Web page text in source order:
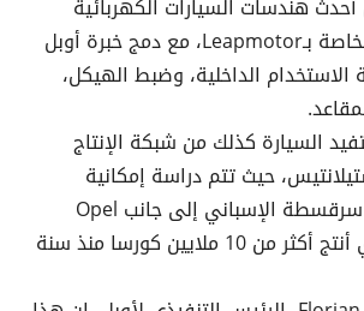
هندسات السيارات الكهربائية
وتقنيات البطاريات الخاصة بـLeapmotor، مع دمج خبرة أوبل
الداخلية، وضبط الهيكل،
السيارة كذلك من شبكة الإنتاج
حيث تتم دراسة إمكانية
تصنيعها في مصنع سرقسطة الإسباني إلى جانب Opel
Corsa، المصنع الذي أنتج أكثر من 10 ملايين كورسا منذ سنة